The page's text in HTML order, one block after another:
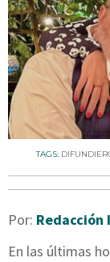
TAGS:
Por: Redacción
En las últimas